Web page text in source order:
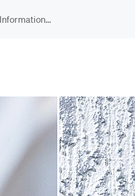
Bibliothek
Sportangebot